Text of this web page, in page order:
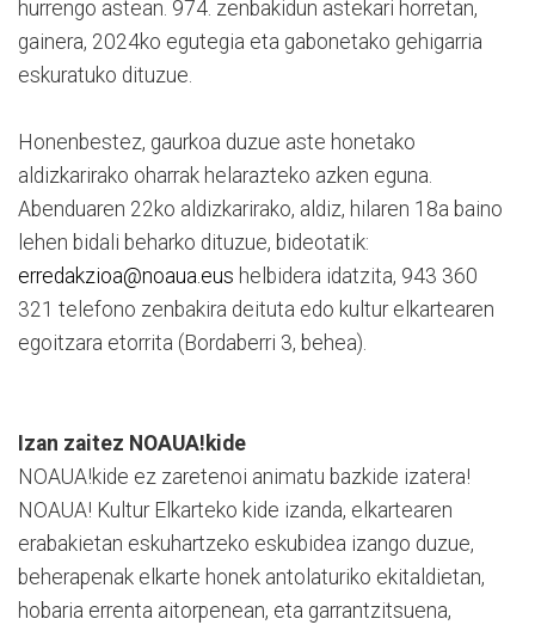
hurrengo astean. 974. zenbakidun astekari horretan,
gainera, 2024ko egutegia eta gabonetako gehigarria
eskuratuko dituzue.
Honenbestez, gaurkoa duzue aste honetako
aldizkarirako oharrak helarazteko azken eguna.
Abenduaren 22ko aldizkarirako, aldiz, hilaren 18a baino
lehen bidali beharko dituzue, bideotatik:
erredakzioa@noaua.eus helbidera idatzita, 943 360
321 telefono zenbakira deituta edo kultur elkartearen
egoitzara etorrita (Bordaberri 3, behea).
Izan zaitez NOAUA!kide
NOAUA!kide ez zaretenoi animatu bazkide izatera!
NOAUA! Kultur Elkarteko kide izanda, elkartearen
erabakietan eskuhartzeko eskubidea izango duzue,
beherapenak elkarte honek antolaturiko ekitaldietan,
hobaria errenta aitorpenean, eta garrantzitsuena,